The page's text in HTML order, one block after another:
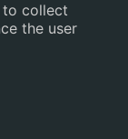
to collect
the user